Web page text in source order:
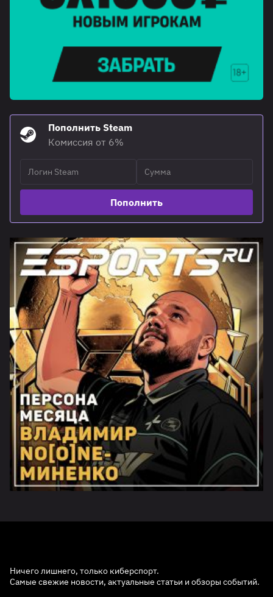
Пополнить Steam
Комиссия от 6%
Пополнить
Ничего лишнего, только киберспорт.
Самые свежие новости, актуальные статьи и обзоры событий.